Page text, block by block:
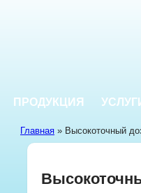
ПРОДУКЦИЯ
Главная » Высокоточный